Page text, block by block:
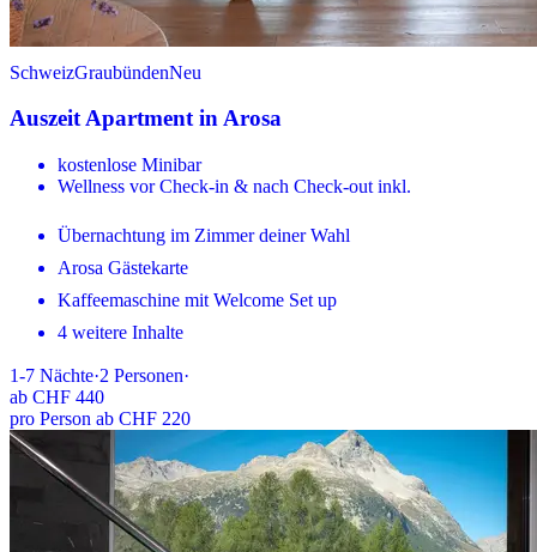
SchweizGraubündenNeu
Auszeit Apartment in Arosa
kostenlose Minibar
Wellness vor Check-in & nach Check-out inkl.
Übernachtung im Zimmer deiner Wahl
Arosa Gästekarte
Kaffeemaschine mit Welcome Set up
4 weitere Inhalte
1-7 Nächte·2 Personen·
ab CHF 440
pro Person ab CHF 220